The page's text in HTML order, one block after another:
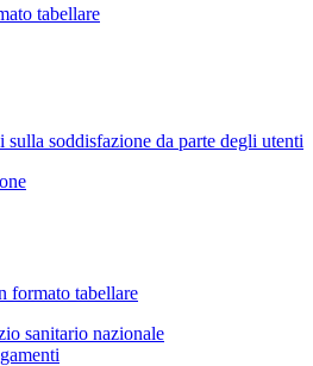
tabellare
soddisfazione da parte degli utenti
formato tabellare
sanitario nazionale